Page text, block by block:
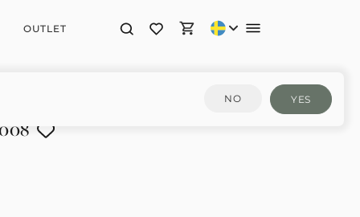
OUTLET
NO YES